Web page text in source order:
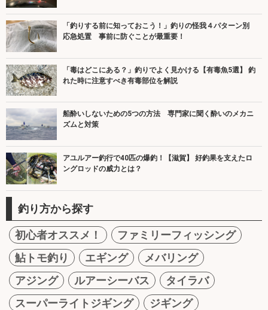
「釣りする前に知っておこう！」釣りの怪我４パターン別
応急処置 事前に防ぐことが最重要！
「毒はどこにある？」釣りでよく見かける【有毒魚5選】 釣
れた時に注意すべき有毒部位を解説
船酔いしないための5つの方法 専門家に聞く酔いのメカニ
ズムと対策
アユルアー釣行で40匹の爆釣！【滋賀】 好釣果を支えたロ
ングロッドの威力とは？
釣り方から探す
初心者オススメ！
ファミリーフィッシング
鮎トモ釣り
エギング
メバリング
アジング
ルアーシーバス
タイラバ
スーパーライトジギング
ジギング